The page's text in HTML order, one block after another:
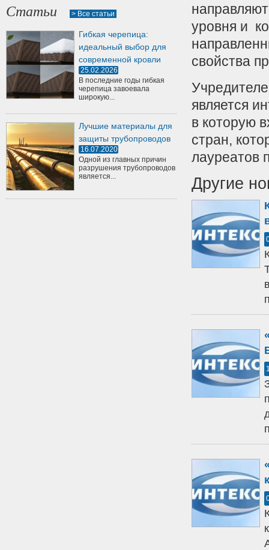
Статьи > Все статьи
Гибкая черепица:
идеальный выбор для
современной кровли
25.02.2026
В последние годы гибкая
черепица завоевала
широкую...
Лучшие материалы для
защиты трубопроводов
16.07.2020
Одной из главных причин
разрушения трубопроводов
является...
уровня и
свойства
является
в которую
стран,
лауреатов
Другие